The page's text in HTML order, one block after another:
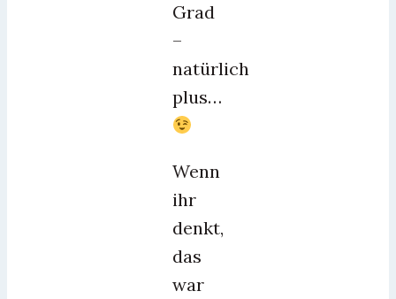
Grad
–
natürlich
plus…
Wenn
ihr
denkt,
das
war